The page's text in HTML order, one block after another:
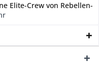
Elite-Crew von Rebellen-